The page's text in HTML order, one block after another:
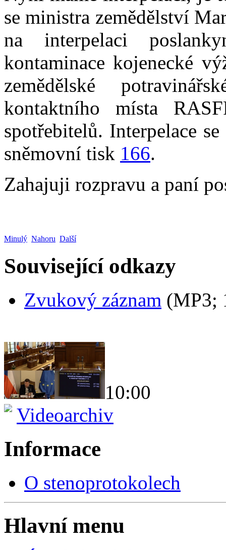
se ministra zemědělství
na interpelaci
kontaminace kojenecké
zemědělské
kontaktního místa
spotřebitelů. Interpelace
sněmovní tisk 166.
Zahajuji rozpravu a paní
Minulý Nahoru Další
Související odkazy
Zvukový záznam (MP3;
10:00
Videoarchiv
Informace
O stenoprotokolech
Hlavní menu